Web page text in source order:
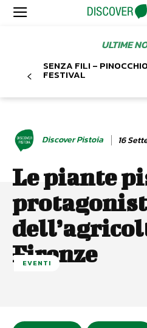
ULTIME
SENZA FILI –
FESTIVAL
Discover Pistoia 16
Le piante
Firenze
EVENTI